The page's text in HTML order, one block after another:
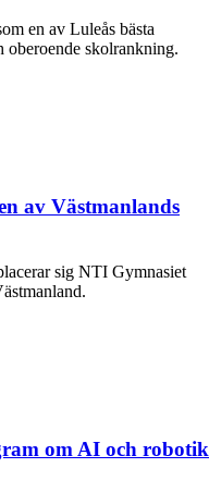
en av Luleås bästa
oberoende skolrankning.
av Västmanlands
sig NTI Gymnasiet
om AI och robotik